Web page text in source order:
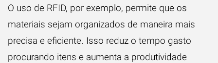
O uso de RFID, por exemplo, permite que os
materiais sejam organizados de maneira mais
precisa e eficiente. Isso reduz o tempo gasto
procurando itens e aumenta a produtividade